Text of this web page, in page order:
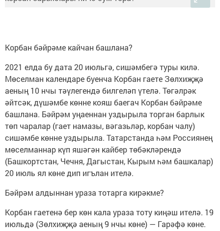
Корбан бәйрәме кайчан башлана?
2021 елда бу дата 20 июльгә, сишәмбегә туры килә.
Мөселман календаре буенча Корбан гаете Зөлхиҗҗә
аеның 10 нчы тәүлегендә билгеләп үтелә. Төгәлрәк
әйтсәк, дүшәмбе көнне кояш баегач Корбан бәйрәме
башлана. Бәйрәм уңаеннан уздырыла торган барлык
төп чаралар (гает намазы, вәгазьләр, корбан чалу)
сишәмбе көнне уздырыла. Татарстанда һәм Россиянең
мөселманнар күп яшәгән кайбер төбәкләрендә
(Башкортстан, Чечня, Дагыстан, Кырым һәм башкалар)
20 июль ял көне дип игълан ителә.
Бәйрәм алдыннан ураза тотарга кирәкме?
Корбан гаетенә бер көн кала ураза тоту киңәш ителә. 19
июльдә (Зөлхиҗҗә аеның 9 нчы көне) — Гарәфә көне.